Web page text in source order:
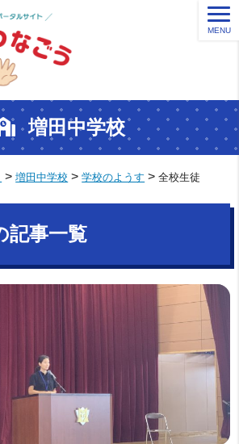
増田中学校
MENU
>増田中学校 >学校のようす >全校生徒
記事一覧